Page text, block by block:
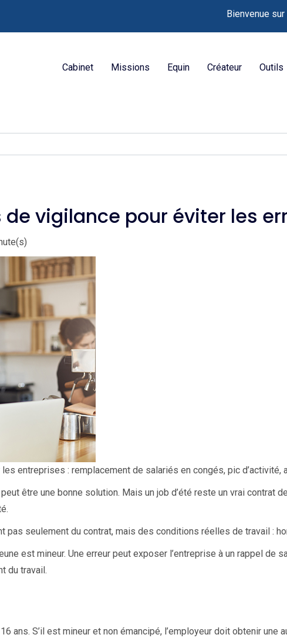
Bienvenue sur
Cabinet Missions Equin Créateur Outils
de vigilance pour éviter les
entreprises : remplacement de salariés en congés, pic
être une bonne solution. Mais un job d’été reste un vrai contrat
pas seulement du contrat, mais des conditions réelles de travail :
est mineur. Une erreur peut exposer l’entreprise à un rappel de
du travail.
ans. S’il est mineur et non émancipé, l’employeur doit obtenir